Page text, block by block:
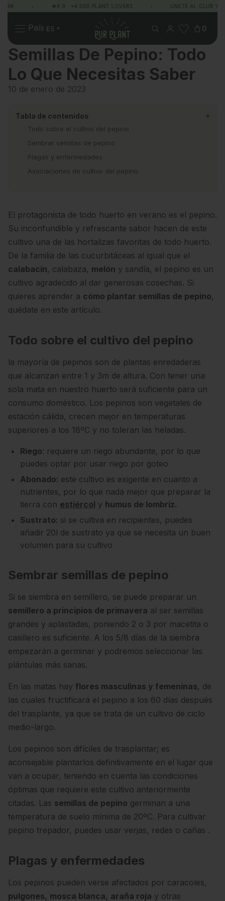
★4.9 · +4.500 PLANT LOVERS ÚNETE AL CLUB Y
País
Pur Plant
0
PlantasRegalosSobre Pur Plant
Semillas De Pepino: Todo
Lo Que Necesitas Saber
10 de enero de 2023
Tabla de contenidos
Todo sobre el cultivo del pepino
Sembrar semillas de pepino
Plagas y enfermedades
Asociaciones de cultivo del pepino
El protagonista de todo huerto en verano es el pepino.
Su inconfundible y refrescante sabor hacen de este
cultivo una de las hortalizas favoritas de todo huerto.
De la familia de las cucurbitáceas al igual que el
calabacín, calabaza, melón y sandía, el pepino es un
cultivo agradecido al dar generosas cosechas. Si
quieres aprender a cómo plantar semillas de pepino,
quédate en este artículo.
Todo sobre el cultivo del pepino
la mayoría de pepinos son de plantas enredaderas
que alcanzan entre 1 y 3m de altura. Con tener una
sola mata en nuestro huerto será suficiente para un
consumo doméstico. Los pepinos son vegetales de
estación cálida, crecen mejor en temperaturas
superiores a los 18ºC y no toleran las heladas.
Riego: requiere un riego abundante, por lo que
puedes optar por usar riego por goteo
Abonado: este cultivo es exigente en cuanto a
nutrientes, por lo que nada mejor que preparar la
tierra con estiércol y humus de lombriz.
Sustrato: si se cultiva en recipientes, puedes
añadir 20l de sustrato ya que se necesita un buen
volumen para su cultivo
Sembrar semillas de pepino
Si se siembra en semillero, se puede preparar un
semillero a principios de primavera al ser semillas
grandes y aplastadas, poniendo 2 o 3 por macetita o
casillero es suficiente. A los 5/8 días de la siembra
empezarán a germinar y podremos seleccionar las
plántulas más sanas.
En las matas hay flores masculinas y femeninas, de
las cuales fructificará el pepino a los 60 días después
del trasplante, ya que se trata de un cultivo de ciclo
medio-largo.
Los pepinos son difíciles de trasplantar; es
aconsejable plantarlos definitivamente en el lugar que
van a ocupar, teniendo en cuenta las condiciones
óptimas que requiere este cultivo anteriormente
citadas. Las semillas de pepino germinan a una
temperatura de suelo mínima de 20ºC. Para cultivar
pepino trepador, puedes usar verjas, redes o cañas .
Plagas y enfermedades
Los pepinos pueden verse afectados por caracoles,
pulgones, mosca blanca, araña roja y otras